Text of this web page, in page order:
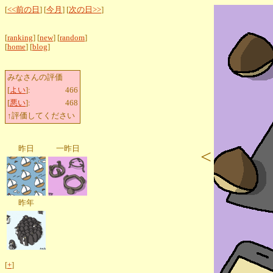
[<<前の日 ] [今月 ] [次の日>>]
[ranking] [new] [random]
[home] [blog]
みなさんの評価
[よい]:
466
[悪い]:
468
↑評価してください
昨日 一昨日
昨年
[+]
<